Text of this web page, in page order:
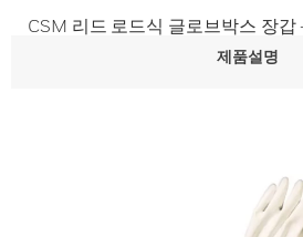
CSM 리드 로드식 글로브박스 장
제품설명